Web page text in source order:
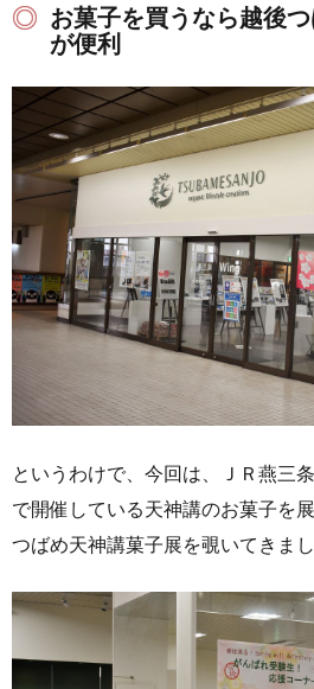
お菓子を買うなら越後
が便利
というわけで、今回は、ＪＲ燕三
で開催している天神講のお菓子を
つばめ天神講菓子展を覗いてきまし